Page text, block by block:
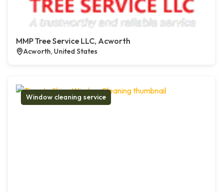
MMP Tree Service LLC, Acworth
Acworth, United States
Window cleaning service